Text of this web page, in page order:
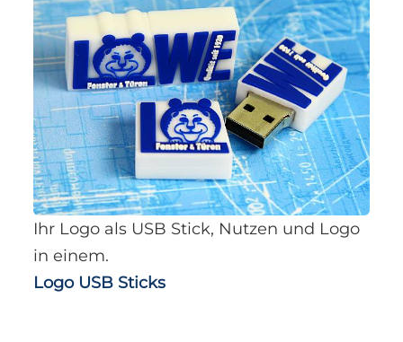
Ihr Logo als USB Stick, Nutzen und Logo
in einem.
Logo USB Sticks